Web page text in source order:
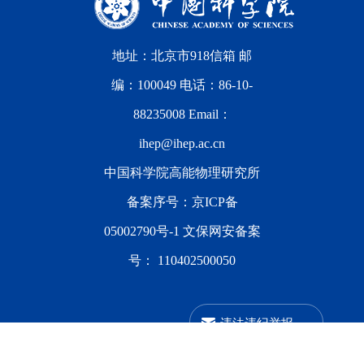
地址：北京市918信箱 邮
编：100049 电话：86-10-
88235008 Email：
ihep@ihep.ac.cn
中国科学院高能物理研究所
备案序号： 京ICP备
05002790号-1 文保网安备案
号： 110402500050
违法违纪举报